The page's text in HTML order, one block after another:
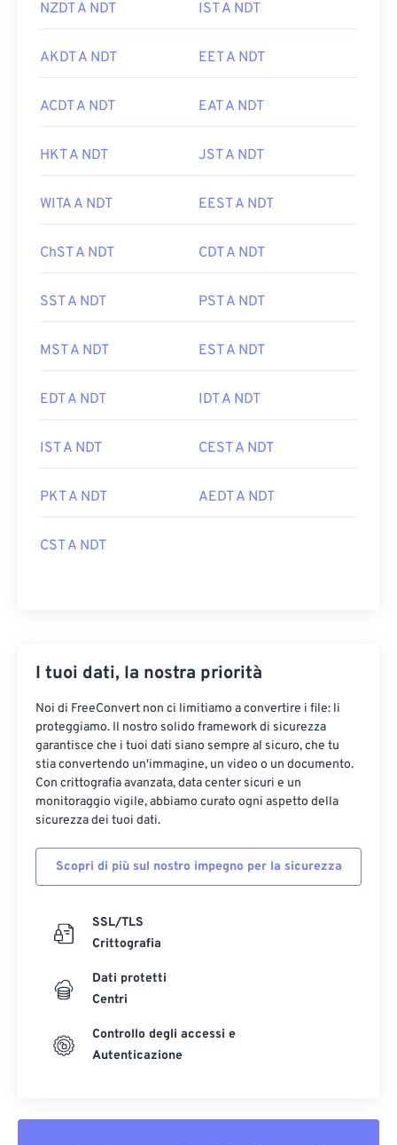
NZDT A NDT IST A NDT
AKDT A NDT EET A NDT
ACDT A NDT EAT A NDT
HKT A NDT JST A NDT
WITA A NDT EEST A NDT
ChST A NDT CDT A NDT
SST A NDT PST A NDT
MST A NDT EST A NDT
EDT A NDT IDT A NDT
IST A NDT CEST A NDT
PKT A NDT AEDT A NDT
CST A NDT
I tuoi dati, la nostra priorità
Noi di FreeConvert non ci limitiamo a convertire i file: li
proteggiamo. Il nostro solido framework di sicurezza
garantisce che i tuoi dati siano sempre al sicuro, che tu
stia convertendo un'immagine, un video o un documento.
Con crittografia avanzata, data center sicuri e un
monitoraggio vigile, abbiamo curato ogni aspetto della
sicurezza dei tuoi dati.
Scopri di più sul nostro impegno per la sicurezza
SSL/TLS
Crittografia
Dati protetti
Centri
Controllo degli accessi e
Autenticazione